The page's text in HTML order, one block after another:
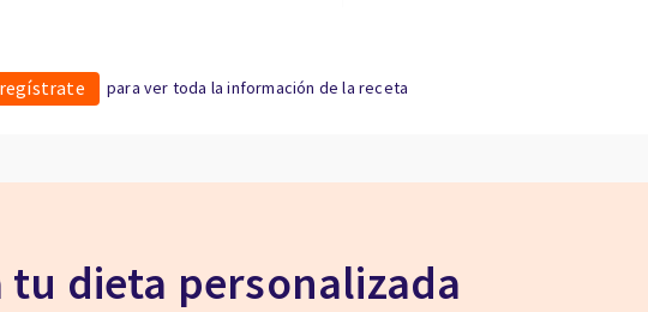
regístrate para ver toda la información de la receta
tu dieta personalizada